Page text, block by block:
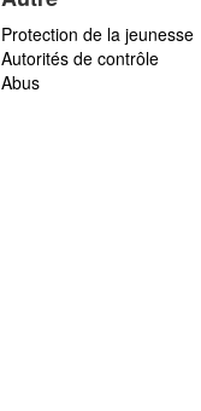
Protection de la jeunesse
Autorités de contrôle
Abus